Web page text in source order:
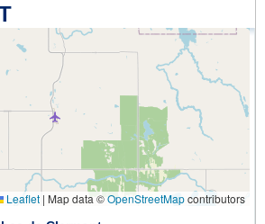
Leaflet | Map data ©OpenStreetMapcontributors